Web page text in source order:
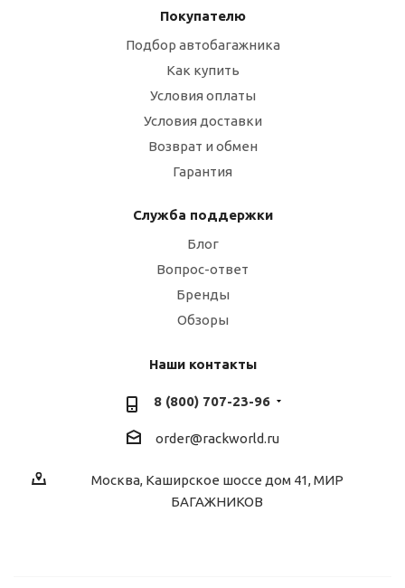
Покупателю
Подбор автобагажника
Как купить
Условия оплаты
Условия доставки
Возврат и обмен
Гарантия
Служба поддержки
Блог
Вопрос-ответ
Бренды
Обзоры
Наши контакты
8 (800) 707-23-96
order@rackworld.ru
Москва, Каширское шоссе дом 41, МИР
БАГАЖНИКОВ